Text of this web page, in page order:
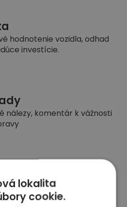
hodnotenie vozidla, odhad
investície.
nálezy, komentár k vážnosti
aj interiéru nafotíme
lokalita
cookie.